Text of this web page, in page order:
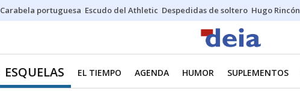
Carabela portuguesa Escudo del Athletic Despedidas de soltero Hugo Rincón
ESQUELAS EL TIEMPO AGENDA HUMOR SUPLEMENTOS